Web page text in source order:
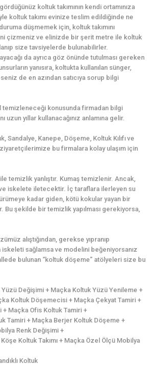
koltuk takımının kendi ortamınıza
koltuk takımı evinize teslim edildiğinde ne
düşmemek için, koltuk takımını
çizmeniz ve elinizde bir şerit metre ile koltuk
size tavsiyelerde bulunabilirler.
da ayrıca göz önünde tutulması gereken
yanısıra, koltukta kullanılan sünger,
de en azından satıcıya sorup bilgi
temizleneceği konusunda firmadan bilgi
yıllar kullanacağınız anlamına gelir.
Sandalye, Kanepe, Döşeme, Koltuk Kılıfı ve
bu firmalara kolay ulaşım için
temizlik yanlıştır. Kumaş temizlenir. Ancak,
iskelete iletecektir. İç taraflara ilerleyen su
kadar giden, kötü kokular yayan bir
şekilde bir temizlik yapılması gerekiyorsa,
alıştığından, gerekse yıpranıp
sağlamsa ve modelini beğeniyorsanız
bulunan “koltuk döşeme” atölyeleri size bu
Değişimi + Maçka Koltuk Yüzü Yenileme +
Koltuk Döşemecisi + Maçka Çekyat Tamiri +
Maçka Ofis Koltuk Tamiri +
Tamiri + Maçka Berjer Koltuk Döşeme +
Renk Değişimi +
Koltuk Takımı + Maçka Özel Ölçü Mobilya
Koltuk